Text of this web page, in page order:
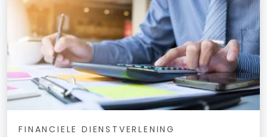
FINANCIELE DIENSTVERLENING